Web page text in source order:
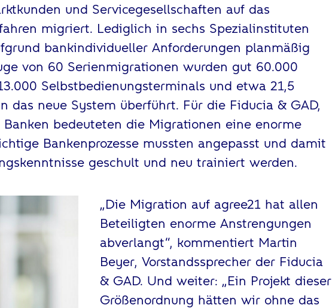
und Servicegesellschaften auf das
migriert. Lediglich in sechs Spezialinstituten
bankindividueller Anforderungen planmäßig
von 60 Serienmigrationen wurden gut 60.000
Selbstbedienungsterminals und etwa 21,5
das neue System überführt. Für die Fiducia & GAD,
bedeuteten die Migrationen eine enorme
Bankenprozesse mussten angepasst und damit
geschult und neu trainiert werden.
„Die Migration auf agree21 hat allen
Beteiligten enorme Anstrengungen
abverlangt“, kommentiert Martin
Beyer, Vorstandssprecher der Fiducia
& GAD. Und weiter: „Ein Projekt dieser
Größenordnung hätten wir ohne das